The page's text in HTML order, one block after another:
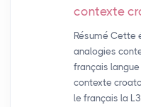
contexte
Résumé Cette
analogies
français langue
contexte
le français la